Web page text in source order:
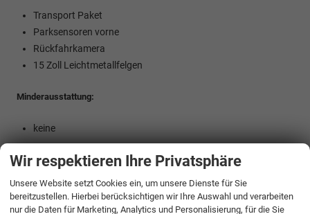
Transport Paket
Parksensoren vorne
Rückfahrkamera
15 Zoll Leichtmetallfelgen
Minderausstattung:
keine
Dynamic (gegenüber Selection)
Mehrausstattung:
Wir respektieren Ihre Privatsphäre
Unsere Website setzt Cookies ein, um unsere Dienste für Sie
bereitzustellen. Hierbei berücksichtigen wir Ihre Auswahl und verarbeiten
nur die Daten für Marketing, Analytics und Personalisierung, für die Sie